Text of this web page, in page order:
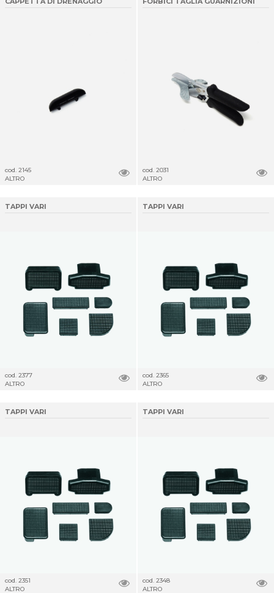
cod. 2145
ALTRO
cod. 2031
ALTRO
TAPPI VARI
cod. 2377
ALTRO
TAPPI VARI
cod. 2365
ALTRO
TAPPI VARI
cod. 2351
ALTRO
TAPPI VARI
cod. 2348
ALTRO